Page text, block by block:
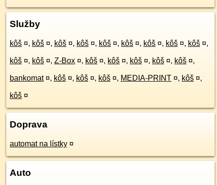
Služby
kôš ¤, kôš ¤, kôš ¤, kôš ¤, kôš ¤, kôš ¤, kôš ¤, kôš ¤, kôš ¤,
kôš ¤, kôš ¤, Z-Box ¤, kôš ¤, kôš ¤, kôš ¤, kôš ¤, kôš ¤,
bankomat ¤, kôš ¤, kôš ¤, kôš ¤, MEDIA-PRINT ¤, kôš ¤,
kôš ¤
Doprava
automat na lístky ¤
Auto